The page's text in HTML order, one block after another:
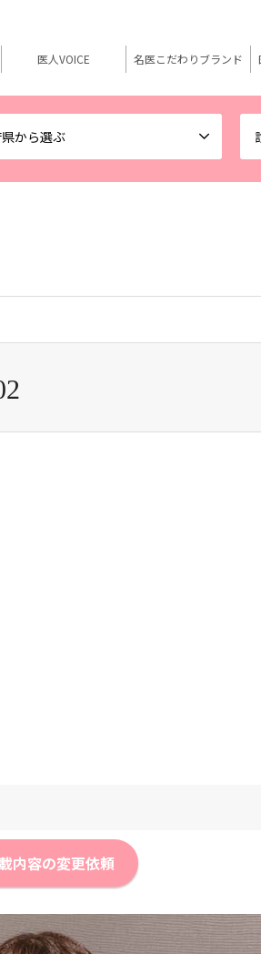
から選ぶ
医人VOICE 名医こだわりブランド
内容の変更依頼